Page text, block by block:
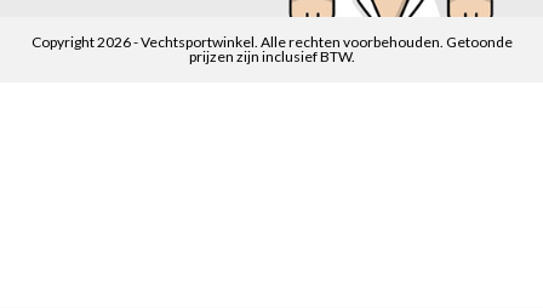
Copyright 2026 - Vechtsportwinkel. Alle rechten voorbehouden. Getoonde
prijzen zijn inclusief BTW.